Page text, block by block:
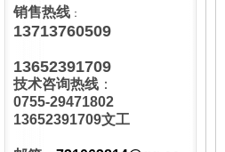
销售热线 ：
13713760509
13652391709
技术咨询热线 ：
0755-29471802
13652391709文工
MEDENUS R100气体减压阀